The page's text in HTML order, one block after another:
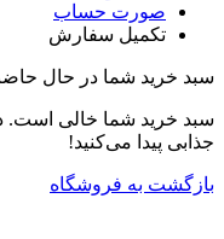
صورت حساب
تکمیل سفارش
سبد خرید شما در حال
سبد خرید شما خالی است.
جذابی پیدا می‌کنید!
بازگشت به فروشگاه